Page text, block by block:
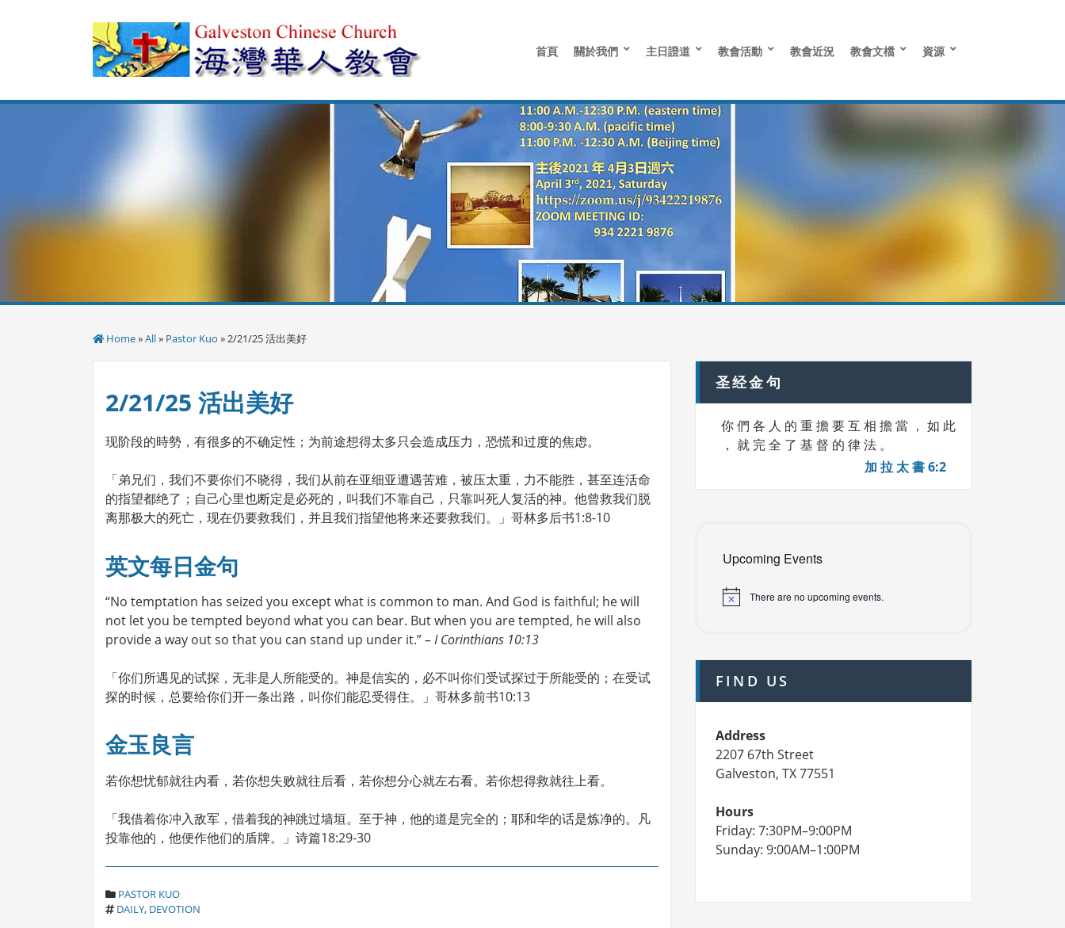
首頁 關於我們 主日證道 教會活動 教會近況 教會文檔 資源
Home»All» Pastor Kuo » 2/21/25 活出美好
2/21/25 活出美好
现阶段的時勢，有很多的不确定性；为前途想得太多只会造成压力，恐慌和过度的焦虑。
「弟兄们，我们不要你们不晓得，我们从前在亚细亚遭遇苦难，被压太重，力不能胜，甚至连活命
的指望都绝了；自己心里也断定是必死的，叫我们不靠自己，只靠叫死人复活的神。他曾救我们脱
离那极大的死亡，现在仍要救我们，并且我们指望他将来还要救我们。」哥林多后书1:8-10
英文每日金句
“No temptation has seized you except what is common to man. And God is faithful; he will
not let you be tempted beyond what you can bear. But when you are tempted, he will also
provide a way out so that you can stand up under it.”– I Corinthians 10:13
「你们所遇见的试探，无非是人所能受的。神是信实的，必不叫你们受试探过于所能受的；在受试
探的时候，总要给你们开一条出路，叫你们能忍受得住。」哥林多前书10:13
金玉良言
若你想忧郁就往内看，若你想失败就往后看，若你想分心就左右看。若你想得救就往上看。
「我借着你冲入敌军，借着我的神跳过墙垣。至于神，他的道是完全的；耶和华的话是炼净的。凡
投靠他的，他便作他们的盾牌。」诗篇18:29-30
C
A
PASTOR KUO
T
DAILY, DEVOTION
圣经金句
你 們 各 人 的 重 擔 要 互 相 擔 當 ， 如 此
， 就 完 全 了 基 督 的 律 法 。
加 拉 太 書 6:2
Upcoming Events
There are no upcoming events.
FIND US
Address
2207 67th Street
Galveston, TX 77551
Hours
Friday: 7:30PM–9:00PM
Sunday: 9:00AM–1:00PM